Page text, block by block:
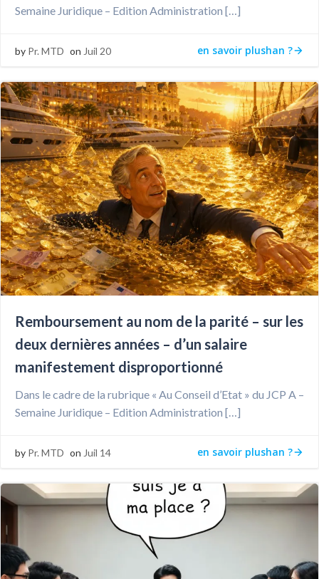
Semaine Juridique – Edition Administration […]
by Pr. MTD on Juil 20 en savoir plushan ?
Remboursement au nom de la parité – sur les
deux dernières années – d’un salaire
manifestement disproportionné
Dans le cadre de la rubrique « Au Conseil d’Etat » du JCP A –
Semaine Juridique – Edition Administration […]
by Pr. MTD on Juil 14 en savoir plushan ?